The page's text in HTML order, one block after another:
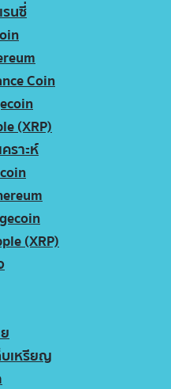
รนซี่
Coin
(XRP)
ราะห์
(XRP)
บเหรียญ